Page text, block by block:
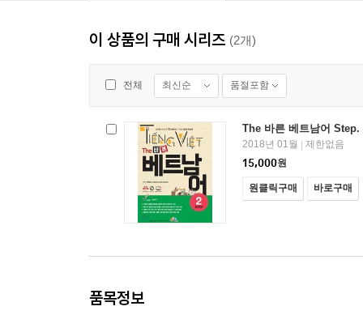
이 상품의 구매 시리즈 (2개)
전체 최신순 품절포함
The 바른 베트남어 Step.
2018년 01월 | 제한없음
15,000원
원클릭구매 바로구매
품목정보